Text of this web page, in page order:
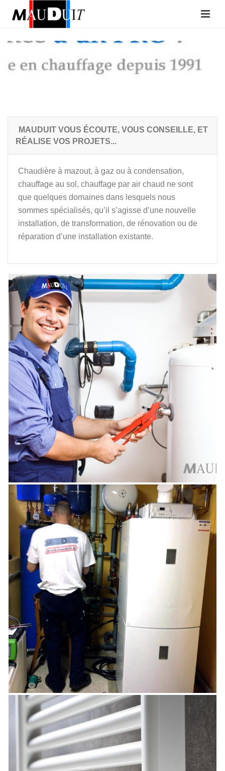
MAUDUIT VOUS ÉCOUTE, VOUS CONSEILLE, ET
RÉALISE VOS PROJETS...
Chaudière à mazout, à gaz ou à condensation,
chauffage au sol, chauffage par air chaud ne sont
que quelques domaines dans lesquels nous
sommes spécialisés, qu’il s’agisse d’une nouvelle
installation, de transformation, de rénovation ou de
réparation d’une installation existante.